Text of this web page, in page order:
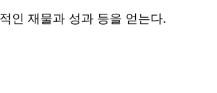
인 재물과 성과 등을 얻는다.